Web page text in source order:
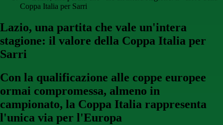
Coppa Italia per Sarri
Lazio, una partita che vale un'intera
stagione: il valore della Coppa Italia per
Sarri
Con la qualificazione alle coppe europee
ormai compromessa, almeno in
campionato, la Coppa Italia rappresenta
l'unica via per l'Europa